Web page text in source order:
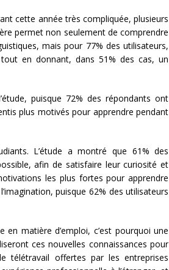
cette année très compliquée, plusieurs
permet non seulement de comprendre
mais pour 77% des utilisateurs,
en donnant, dans 51% des cas, un
puisque 72% des répondants ont
plus motivés pour apprendre pendant
L’étude a montré que 61% des
afin de satisfaire leur curiosité et
les plus fortes pour apprendre
puisque 62% des utilisateurs
en matière d’emploi, c’est pourquoi une
ces nouvelles connaissances pour
télétravail offertes par les entreprises